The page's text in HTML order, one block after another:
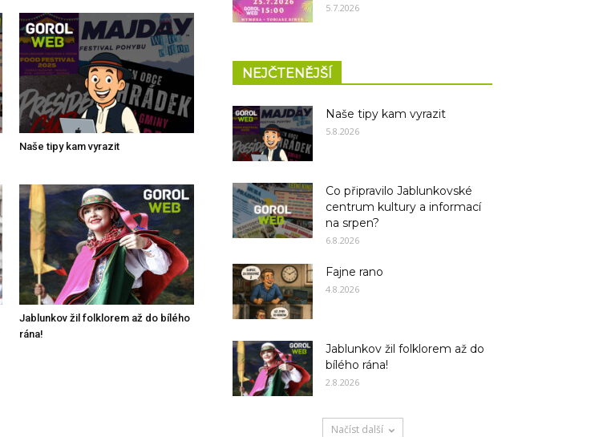
Naše tipy kam vyrazit
Jablunkov žil folklorem až do bílého
rána!
5.7.2026
NEJČTENĚJŠÍ
Naše tipy kam vyrazit
5.8.2026
Co připravilo Jablunkovské
centrum kultury a informací
na srpen?
6.8.2026
Fajne rano
4.8.2026
Jablunkov žil folklorem až do
bílého rána!
2.8.2026
Načíst další